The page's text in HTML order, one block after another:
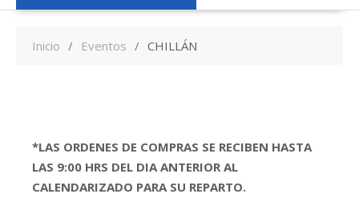
Inicio Eventos CHILLÁN
*LAS ORDENES DE COMPRAS SE RECIBEN HASTA
LAS 9:00 HRS DEL DIA ANTERIOR AL
CALENDARIZADO PARA SU REPARTO.